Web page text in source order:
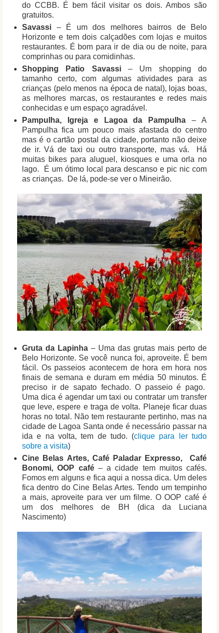
do CCBB. É bem fácil visitar os dois. Ambos são
gratuitos.
Savassi – É um dos melhores bairros de Belo
Horizonte e tem dois calçadões com lojas e muitos
restaurantes. É bom para ir de dia ou de noite, para
comprinhas ou para comidinhas.
Shopping Patio Savassi– Um shopping do
tamanho certo, com algumas atividades para as
crianças (pelo menos na época de natal), lojas boas,
as melhores marcas, os restaurantes e redes mais
conhecidas e um espaço agradável.
Pampulha, Igreja e Lagoa da Pampulha – A
Pampulha fica um pouco mais afastada do centro
mas é o cartão postal da cidade, portanto não deixe
de ir. Vá de taxi ou outro transporte, mas vá. Há
muitas bikes para aluguel, kiosques e uma orla no
lago. É um ótimo local para descanso e pic nic com
as crianças. De lá, pode-se ver o Mineirão.
Gruta da Lapinha – Uma das grutas mais perto de
Belo Horizonte. Se você nunca foi, aproveite. É bem
fácil. Os passeios acontecem de hora em hora nos
finais de semana e duram em média 50 minutos. É
preciso ir de sapato fechado. O passeio é pago.
Uma dica é agendar um taxi ou contratar um transfer
que leve, espere e traga de volta. Planeje ficar duas
horas no total. Não tem restaurante pertinho, mas na
cidade de Lagoa Santa onde é necessário passar na
ida e na volta, tem de tudo. (clique para ler tudo
sobre a visita)
Cine Belas Artes, Café Paladar Expresso, Café
Bonomi, OOP café – a cidade tem muitos cafés.
Fomos em alguns e fica aqui a nossa dica. Um deles
fica dentro do Cine Belas Artes. Tendo um tempinho
a mais, aproveite para ver um filme. O OOP café é
um dos melhores de BH (dica da Luciana
Nascimento)